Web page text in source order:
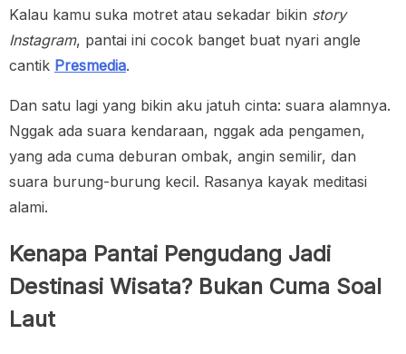
Kalau kamu suka motret atau sekadar bikin story
Instagram, pantai ini cocok banget buat nyari angle
cantik Presmedia.
Dan satu lagi yang bikin aku jatuh cinta: suara alamnya.
Nggak ada suara kendaraan, nggak ada pengamen,
yang ada cuma deburan ombak, angin semilir, dan
suara burung-burung kecil. Rasanya kayak meditasi
alami.
Kenapa Pantai Pengudang Jadi
Destinasi Wisata? Bukan Cuma Soal
Laut